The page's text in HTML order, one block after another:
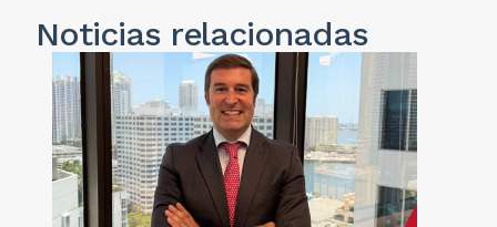
Noticiasrelacionadas